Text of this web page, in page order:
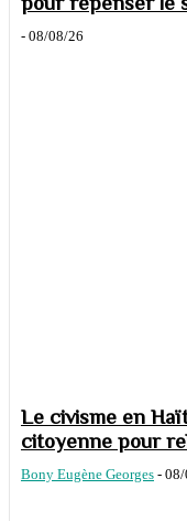
- 08/08/26
Le civisme en
citoyenne pour
Bony Eugène Georges - 08/